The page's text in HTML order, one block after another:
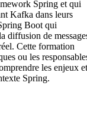
Spring et qui
Kafka dans leurs
Boot qui
diffusion de
Cette formation
ou les
les enjeux et
Spring.